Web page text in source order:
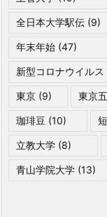
全日本大学駅伝 (9)
年末年始 (47)
新型コロナウイルス
東京 (9) 東京
珈琲豆 (10)
立教大学 (8)
青山学院大学 (13)